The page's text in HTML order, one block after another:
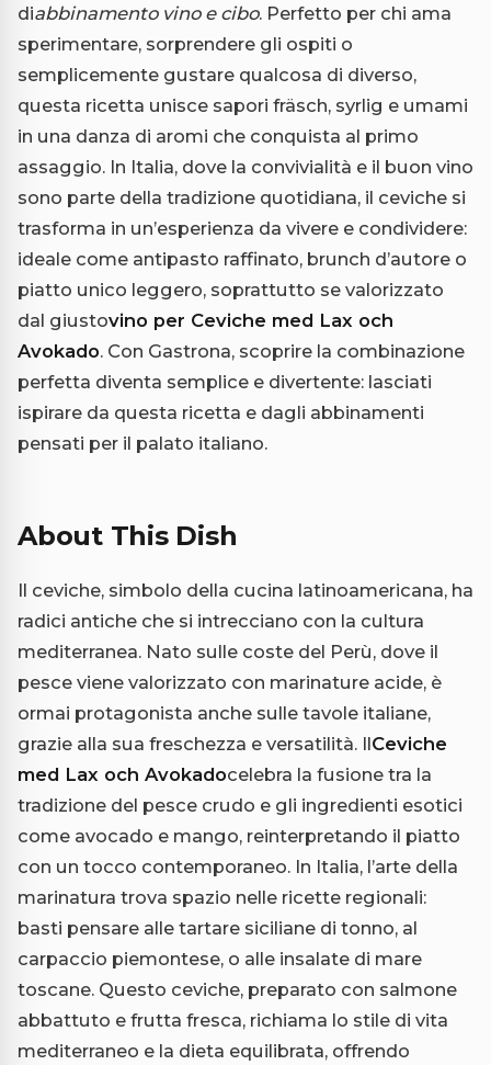
diabbinamento vino e cibo. Perfetto per chi ama
sperimentare, sorprendere gli ospiti o
semplicemente gustare qualcosa di diverso,
questa ricetta unisce sapori fräsch, syrlig e umami
in una danza di aromi che conquista al primo
assaggio. In Italia, dove la convivialità e il buon vino
sono parte della tradizione quotidiana, il ceviche si
trasforma in un’esperienza da vivere e condividere:
ideale come antipasto raffinato, brunch d’autore o
piatto unico leggero, soprattutto se valorizzato
dal giustovino per Ceviche med Lax och
Avokado. Con Gastrona, scoprire la combinazione
perfetta diventa semplice e divertente: lasciati
ispirare da questa ricetta e dagli abbinamenti
pensati per il palato italiano.
About This Dish
Il ceviche, simbolo della cucina latinoamericana, ha
radici antiche che si intrecciano con la cultura
mediterranea. Nato sulle coste del Perù, dove il
pesce viene valorizzato con marinature acide, è
ormai protagonista anche sulle tavole italiane,
grazie alla sua freschezza e versatilità. IlCeviche
med Lax och Avokadocelebra la fusione tra la
tradizione del pesce crudo e gli ingredienti esotici
come avocado e mango, reinterpretando il piatto
con un tocco contemporaneo. In Italia, l’arte della
marinatura trova spazio nelle ricette regionali:
basti pensare alle tartare siciliane di tonno, al
carpaccio piemontese, o alle insalate di mare
toscane. Questo ceviche, preparato con salmone
abbattuto e frutta fresca, richiama lo stile di vita
mediterraneo e la dieta equilibrata, offrendo